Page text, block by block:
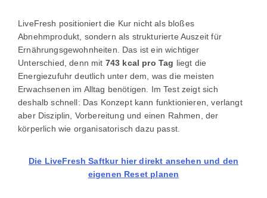
LiveFresh positioniert die Kur nicht als bloßes
Abnehmprodukt, sondern als strukturierte Auszeit für
Ernährungsgewohnheiten. Das ist ein wichtiger
Unterschied, denn mit 743 kcal pro Tag liegt die
Energiezufuhr deutlich unter dem, was die meisten
Erwachsenen im Alltag benötigen. Im Test zeigt sich
deshalb schnell: Das Konzept kann funktionieren, verlangt
aber Disziplin, Vorbereitung und einen Rahmen, der
körperlich wie organisatorisch dazu passt.
Die LiveFresh Saftkur hier direkt ansehen und den
eigenen Reset planen